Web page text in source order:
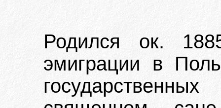
Родился ок.
эмиграции в